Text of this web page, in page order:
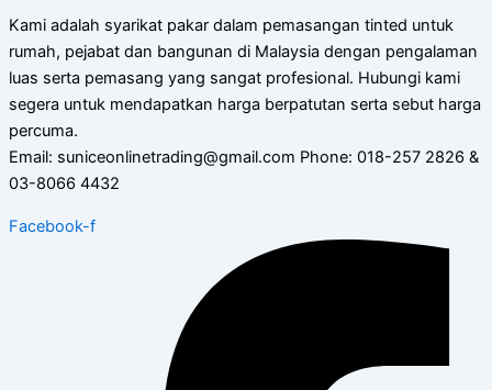
Kami adalah syarikat pakar dalam pemasangan tinted untuk
rumah, pejabat dan bangunan di Malaysia dengan pengalaman
luas serta pemasang yang sangat profesional. Hubungi kami
segera untuk mendapatkan harga berpatutan serta sebut harga
percuma.
Email: suniceonlinetrading@gmail.com Phone: 018-257 2826 &
03-8066 4432
Facebook-f